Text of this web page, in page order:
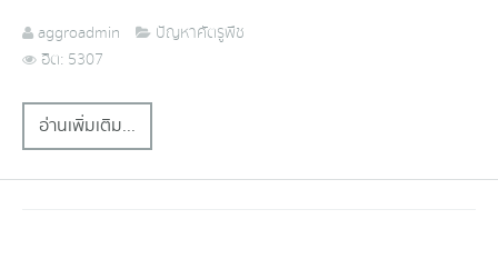
aggroadmin
ปัญหาศัตรูพืช
ฮิต: 5307
อ่านเพิ่มเติม...